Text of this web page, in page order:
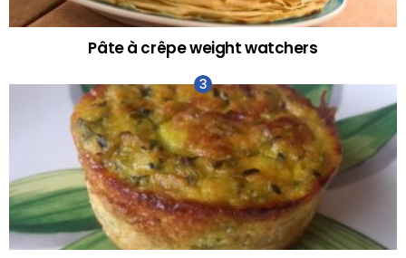
Pâte à crêpe weight watchers